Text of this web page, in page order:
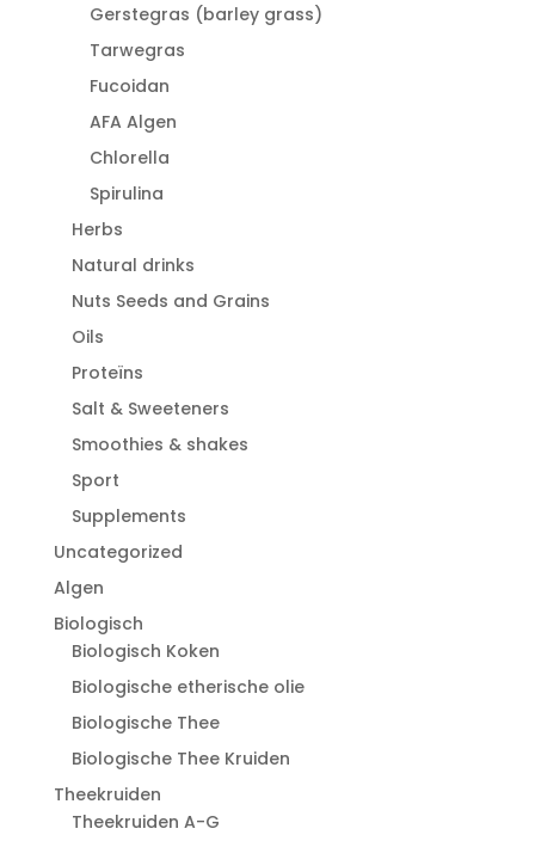
Gerstegras (barley grass)
Tarwegras
Fucoidan
AFA Algen
Chlorella
Spirulina
Herbs
Natural drinks
Nuts Seeds and Grains
Oils
Proteïns
Salt & Sweeteners
Smoothies & shakes
Sport
Supplements
Uncategorized
Algen
Biologisch
Biologisch Koken
Biologische etherische olie
Biologische Thee
Biologische Thee Kruiden
Theekruiden
Theekruiden A-G